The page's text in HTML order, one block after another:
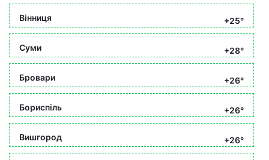
Вінниця +25°
Суми +28°
Бровари +26°
Бориспіль +26°
Вишгород +26°